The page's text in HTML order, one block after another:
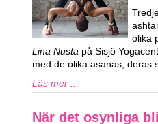
olika
Lina Nusta på Sisjö
med de olika asanas, deras
Läs mer ...
När det osynliga